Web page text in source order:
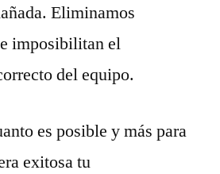
Eliminamos
imposibilitan el
del equipo.
es posible y más para
exitosa tu